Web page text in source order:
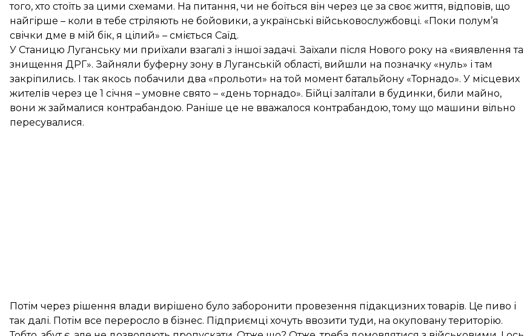
того, хто стоїть за цими схемами. На питання, чи не боїться він через це за своє життя, відповів, що
найгірше – коли в тебе стріляють не бойовики, а українські військовослужбовці. «Поки полум’я
свічки дме в мій бік, я цілий» – сміється Саїд.
У Станицю Луганську ми приїхали взагалі з іншої задачі. Заїхали після Нового року на «виявлення та
знищення ДРГ». Зайняли буферну зону в Луганській області, вийшли на позначку «нуль» і там
закріпились. І так якось побачили два «прольоти» на той момент батальйону «Торнадо». У місцевих
жителів через це 1 січня – умовне свято – «день торнадо». Бійці залітали в будинки, били майно,
вони ж займалися контрабандою. Раніше це не вважалося контрабандою, тому що машини вільно
пересувалися.
Потім через рішення влади вирішено було заборонити провезення підакцизних товарів. Це пиво і
так далі. Потім все переросло в бізнес. Підприємці хочуть ввозити туди, на окуповану територію.